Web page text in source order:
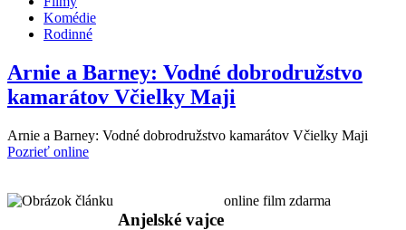
Komédie
Rodinné
Arnie a Barney: Vodné dobrodružstvo
kamarátov Včielky Maji
Arnie a Barney: Vodné dobrodružstvo kamarátov Včielky Maji
Pozrieť online
Anjelské vajce
online film zdarma